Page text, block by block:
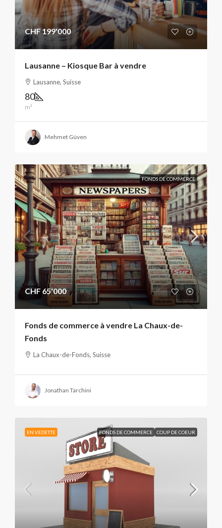
CHF 199'000
Lausanne – Kiosque Bar à vendre
Lausanne, Suisse
80
m²
Mehmet Güven
FONDS DE COMMERCE
CHF 65'000
Fonds de commerce à vendre La Chaux-de-
Fonds
La Chaux-de-Fonds, Suisse
Jonathan Tarchini
EN VEDETTE FONDS DE COMMERCE COUP DE COEUR